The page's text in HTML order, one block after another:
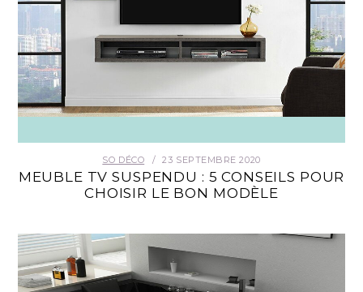
SO DÉCO 23 SEPTEMBRE 2020
MEUBLE TV SUSPENDU : 5 CONSEILS POUR
CHOISIR LE BON MODÈLE